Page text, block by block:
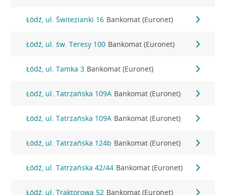
Łódź, ul. Świtezianki 16 Bankomat (Euronet)
Łódź, ul. św. Teresy 100 Bankomat (Euronet)
Łódź, ul. Tamka 3 Bankomat (Euronet)
Łódź, ul. Tatrzańska 109A Bankomat (Euronet)
Łódź, ul. Tatrzańska 109A Bankomat (Euronet)
Łódź, ul. Tatrzańska 124b Bankomat (Euronet)
Łódź, ul. Tatrzańska 42/44 Bankomat (Euronet)
Łódź, ul. Traktorowa 52 Bankomat (Euronet)